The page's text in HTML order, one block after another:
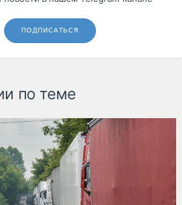
ПОДПИСАТЬСЯ
по теме